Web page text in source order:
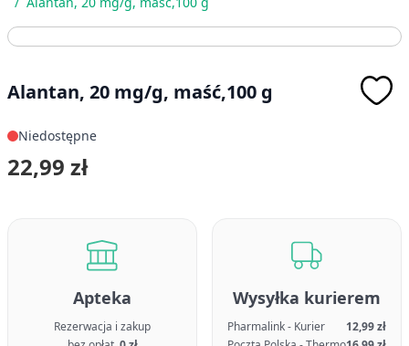
Alantan, 20 mg/g, maść,100 g
Niedostępne
22,99 zł
Apteka
Rezerwacja i zakup
Wysyłka kurierem
Pharmalink - Kurier
12,99 zł